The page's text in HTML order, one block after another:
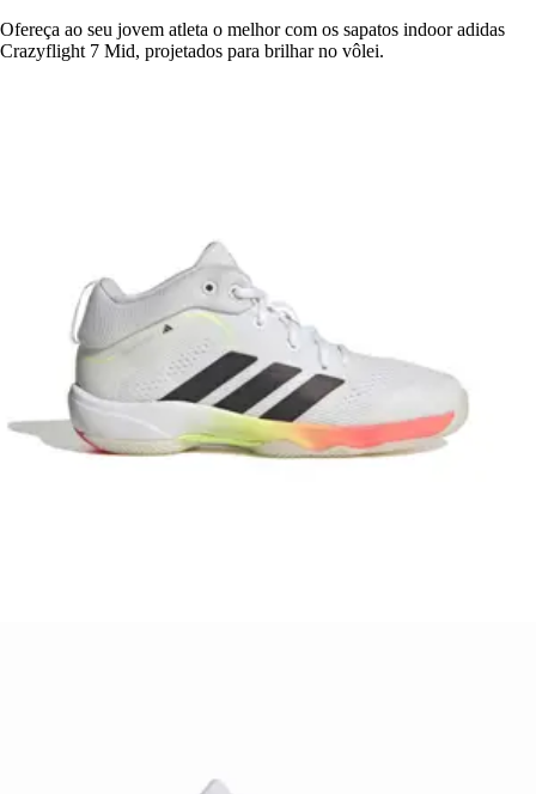
Ofereça ao seu jovem atleta o melhor com os sapatos indoor adidas
Crazyflight 7 Mid, projetados para brilhar no vôlei.